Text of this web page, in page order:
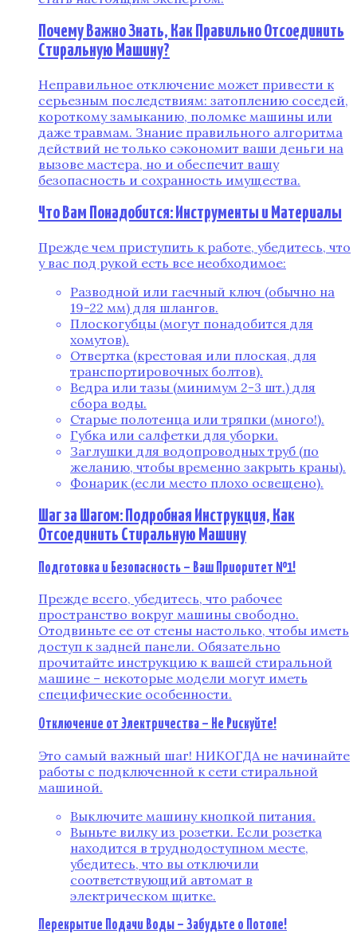
Почему Важно Знать, Как Правильно Отсоединить
Стиральную Машину?
Неправильное отключение может привести к
серьезным последствиям: затоплению соседей,
короткому замыканию, поломке машины или
даже травмам. Знание правильного алгоритма
действий не только сэкономит ваши деньги на
вызове мастера, но и обеспечит вашу
безопасность и сохранность имущества.
Что Вам Понадобится: Инструменты и Материалы
Прежде чем приступить к работе, убедитесь, что
у вас под рукой есть все необходимое:
Разводной или гаечный ключ (обычно на
19-22 мм) для шлангов.
Плоскогубцы (могут понадобится для
хомутов).
Отвертка (крестовая или плоская, для
транспортировочных болтов).
Ведра или тазы (минимум 2-3 шт.) для
сбора воды.
Старые полотенца или тряпки (много!).
Губка или салфетки для уборки.
Заглушки для водопроводных труб (по
желанию, чтобы временно закрыть краны).
Фонарик (если место плохо освещено).
Шаг за Шагом: Подробная Инструкция, Как
Отсоединить Стиральную Машину
Подготовка и Безопасность – Ваш Приоритет №1!
Прежде всего, убедитесь, что рабочее
пространство вокруг машины свободно.
Отодвиньте ее от стены настолько, чтобы иметь
доступ к задней панели. Обязательно
прочитайте инструкцию к вашей стиральной
машине – некоторые модели могут иметь
специфические особенности.
Отключение от Электричества – Не Рискуйте!
Это самый важный шаг! НИКОГДА не начинайте
работы с подключенной к сети стиральной
машиной.
Выключите машину кнопкой питания.
Выньте вилку из розетки. Если розетка
находится в труднодоступном месте,
убедитесь, что вы отключили
соответствующий автомат в
электрическом щитке.
Перекрытие Подачи Воды – Забудьте о Потопе!